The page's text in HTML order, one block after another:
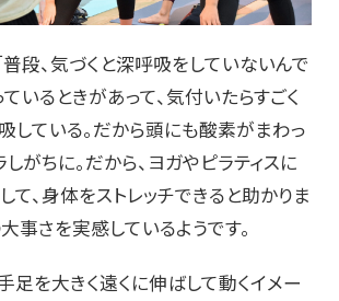
段、気づくと深呼吸をしていないんで
いるときがあって、気付いたらすごく
している。だから頭にも酸素がまわっ
がちに。だから、ヨガやピラティスに
て、身体をストレッチできると助かりま
事さを実感しているようです。
足を大きく遠くに伸ばして動くイメー